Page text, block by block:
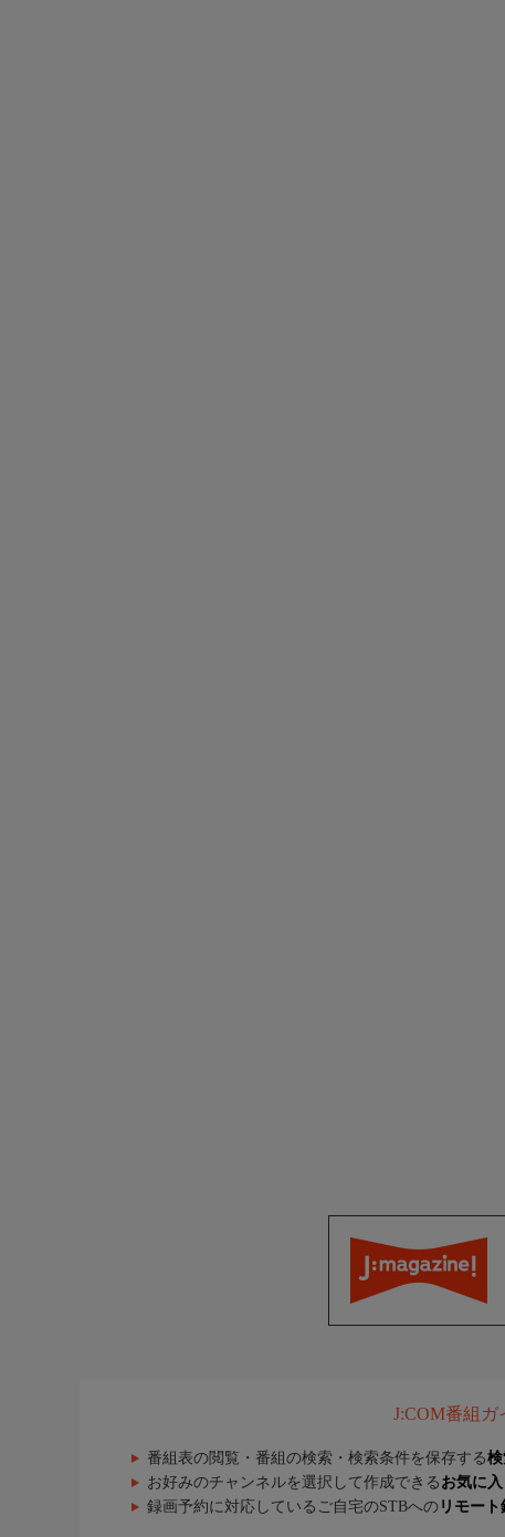
J:COM番組ガ
番組表の閲覧・番組の検索・検索条件を保存する
お好みのチャンネルを選択して作成できる お気に
録画予約に対応しているご自宅のSTBへの リモー